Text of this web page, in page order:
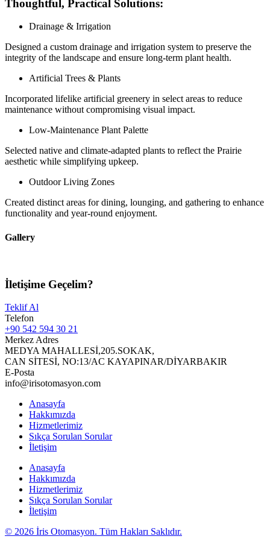
Thoughtful, Practical Solutions:
Drainage & Irrigation
Designed a custom drainage and irrigation system to preserve the
integrity of the landscape and ensure long-term plant health.
Artificial Trees & Plants
Incorporated lifelike artificial greenery in select areas to reduce
maintenance without compromising visual impact.
Low-Maintenance Plant Palette
Selected native and climate-adapted plants to reflect the Prairie
aesthetic while simplifying upkeep.
Outdoor Living Zones
Created distinct areas for dining, lounging, and gathering to enhance
functionality and year-round enjoyment.
Gallery
İletişime Geçelim?
Teklif Al
Telefon
+90 542 594 30 21
Merkez Adres
MEDYA MAHALLESİ,205.SOKAK,
CAN SİTESİ, NO:13/AC KAYAPINAR/DİYARBAKIR
E-Posta
info@irisotomasyon.com
Anasayfa
Hakkımızda
Hizmetlerimiz
Sıkça Sorulan Sorular
İletişim
Anasayfa
Hakkımızda
Hizmetlerimiz
Sıkça Sorulan Sorular
İletişim
© 2026 İris Otomasyon. Tüm Hakları Saklıdır.